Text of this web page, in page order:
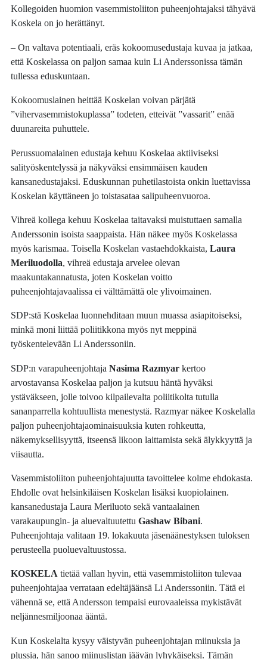
Kollegoiden huomion vasemmistoliiton puheenjohtajaksi tähyävä
Koskela on jo herättänyt.
– On valtava potentiaali, eräs kokoomusedustaja kuvaa ja jatkaa,
että Koskelassa on paljon samaa kuin Li Anderssonissa tämän
tullessa eduskuntaan.
Kokoomuslainen heittää Koskelan voivan pärjätä
”vihervasemmistokuplassa” todeten, etteivät ”vassarit” enää
duunareita puhuttele.
Perussuomalainen edustaja kehuu Koskelaa aktiiviseksi
salityöskentelyssä ja näkyväksi ensimmäisen kauden
kansanedustajaksi. Eduskunnan puhetilastoista onkin luettavissa
Koskelan käyttäneen jo toistasataa salipuheenvuoroa.
Vihreä kollega kehuu Koskelaa taitavaksi muistuttaen samalla
Anderssonin isoista saappaista. Hän näkee myös Koskelassa
myös karismaa. Toisella Koskelan vastaehdokkaista, Laura
Meriluodolla, vihreä edustaja arvelee olevan
maakuntakannatusta, joten Koskelan voitto
puheenjohtajavaalissa ei välttämättä ole ylivoimainen.
SDP:stä Koskelaa luonnehditaan muun muassa asiapitoiseksi,
minkä moni liittää poliitikkona myös nyt meppinä
työskentelevään Li Anderssoniin.
SDP:n varapuheenjohtajaNasima Razmyar kertoo
arvostavansa Koskelaa paljon ja kutsuu häntä hyväksi
ystäväkseen, jolle toivoo kilpailevalta poliitikolta tutulla
sananparrella kohtuullista menestystä. Razmyar näkee Koskelalla
paljon puheenjohtajaominaisuuksia kuten rohkeutta,
näkemyksellisyyttä, itseensä likoon laittamista sekä älykkyyttä ja
viisautta.
Vasemmistoliiton puheenjohtajuutta tavoittelee kolme ehdokasta.
Ehdolle ovat helsinkiläisen Koskelan lisäksi kuopiolainen.
kansanedustaja Laura Meriluoto sekä vantaalainen
varakaupungin- ja aluevaltuutettuGashaw Bibani.
Puheenjohtaja valitaan 19. lokakuuta jäsenäänestyksen tuloksen
perusteella puoluevaltuustossa.
KOSKELA tietää vallan hyvin, että vasemmistoliiton tulevaa
puheenjohtajaa verrataan edeltäjäänsä Li Anderssoniin. Tätä ei
vähennä se, että Andersson tempaisi eurovaaleissa mykistävät
neljännesmiljoonaa ääntä.
Kun Koskelalta kysyy väistyvän puheenjohtajan miinuksia ja
plussia, hän sanoo miinuslistan jäävän lyhykäiseksi. Tämän